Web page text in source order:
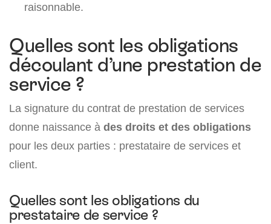
raisonnable.
Quelles sont les obligations
découlant d’une prestation de
service ?
La signature du contrat de prestation de services
donne naissance à des droits et des obligations
pour les deux parties : prestataire de services et
client.
Quelles sont les obligations du
prestataire de service ?